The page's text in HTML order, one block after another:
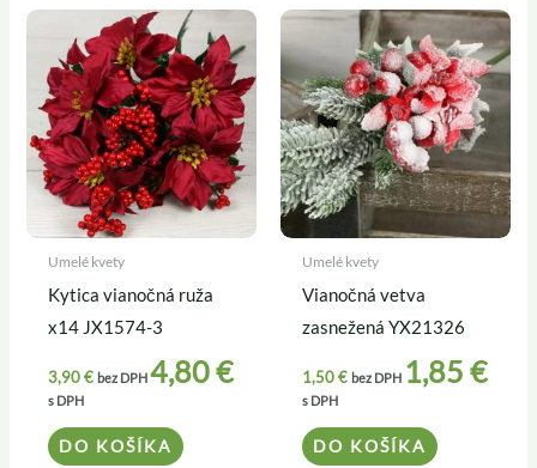
Umelé kvety
Kytica vianočná ruža
x14 JX1574-3
3,90€ bez DPH4,80€
s DPH
DO KOŠÍKA
Umelé kvety
Vianočná vetva
zasnežená YX21326
1,50€ bez DPH 1,85 €
s DPH
DO KOŠÍKA